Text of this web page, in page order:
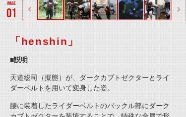
01
「henshin」
■説明
天道総司（擬態）が、ダークカブトゼクターとライ
ダーベルトを用いて変身した姿。
腰に装着したライダーベルトのバックル部にダーク